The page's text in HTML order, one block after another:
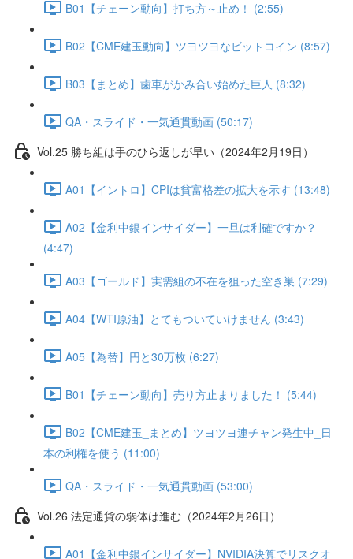
B01【チェーン動向】打ち方～止め！ (2:55)
B02【CME建玉動向】ツヨツヨなビットコイン (8:57)
B03【まとめ】歯車がかみ合い始めた巨人 (8:32)
QA・スライド・一気通貫動画 (50:17)
Vol.25 勝ち組は手のひら返しが早い（2024年2月19日）
A01【イントロ】CPIは貧富格差の拡大を示す (13:48)
A02【金利中銀インサイダー】一旦は利確ですか？
(4:47)
A03【ゴールド】実需組の不在を狙った空き巣 (7:29)
A04【WTI原油】とてもついていけません (3:43)
A05【為替】円と30万枚 (6:27)
B01【チェーン動向】売り方止まりました！ (5:44)
B02【CME建玉_まとめ】ツヨツヨ連チャン発生中_日
本の利権を使う (11:00)
QA・スライド・一気通貫動画 (53:00)
Vol.26 法定通貨の弱体は進む（2024年2月26日）
A01【金利中銀インサイダー】NVIDIA決算でリスクオ